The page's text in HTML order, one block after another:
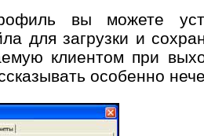
вы можете
для загрузки и
клиентом при
особенно